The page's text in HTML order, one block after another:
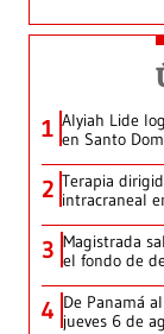
1 Alyiah Lide
en Santo
2 Terapia
intracraneal
3 Magistrada
el fondo de
4 De Panamá
jueves 6 de